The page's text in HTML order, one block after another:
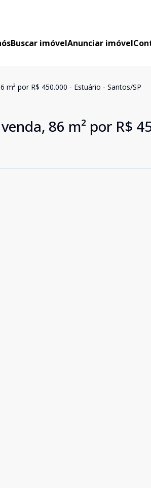
Buscar imóvelAnunciar imóvel
por R$ 450.000 - Estuário - Santos/SP
86 m² por R$